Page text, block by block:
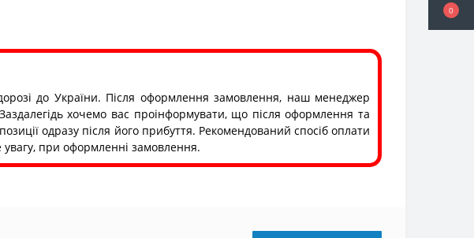
0
до України. Після оформлення замовлення, наш менеджер
хочемо вас проінформувати, що після оформлення та
одразу після його прибуття. Рекомендований спосіб оплати
увагу, при оформленні замовлення.